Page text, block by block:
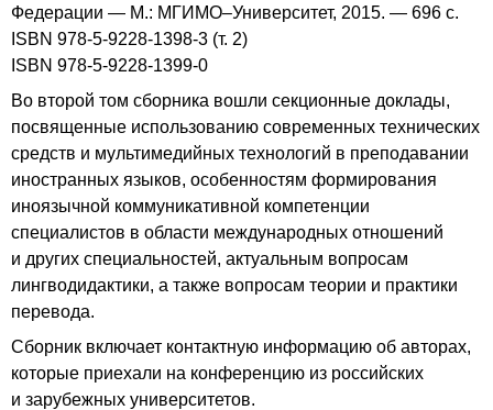
Федерации — М.: МГИМО–Университет, 2015. — 696 с.
ISBN 978-5-9228-1398-3 (т. 2)
ISBN 978-5-9228-1399-0
Во второй том сборника вошли секционные доклады,
посвященные использованию современных технических
средств и мультимедийных технологий в преподавании
иностранных языков, особенностям формирования
иноязычной коммуникативной компетенции
специалистов в области международных отношений
и других специальностей, актуальным вопросам
лингводидактики, а также вопросам теории и практики
перевода.
Сборник включает контактную информацию об авторах,
которые приехали на конференцию из российских
и зарубежных университетов.